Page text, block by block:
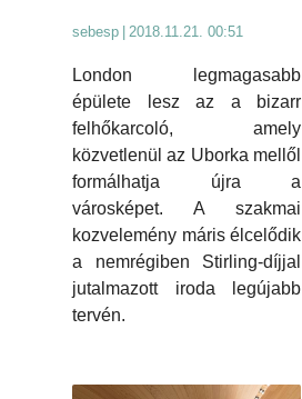
sebesp | 2018.11.21. 00:51
London legmagasabb
épülete lesz az a bizarr
felhőkarcoló, amely
közvetlenül az Uborka mellől
formálhatja újra a
városképet. A szakmai
kozvelemény máris élcelődik
a nemrégiben Stirling-díjjal
jutalmazott iroda legújabb
tervén.